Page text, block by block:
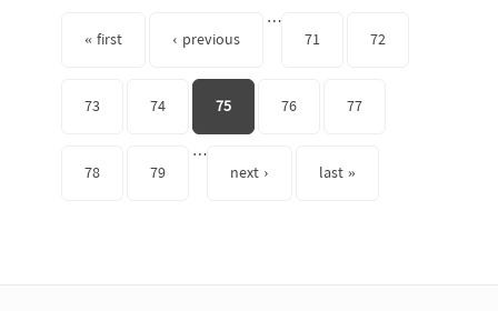
« first ‹ previous
…
71
72
73 74 75 76 77
78 79
…
next ›
last »